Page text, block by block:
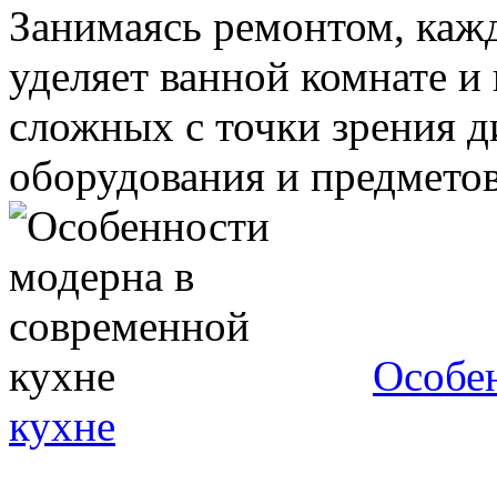
Занимаясь ремонтом,
уделяет ванной комнате
сложных с точки зрения
оборудования и
кухне